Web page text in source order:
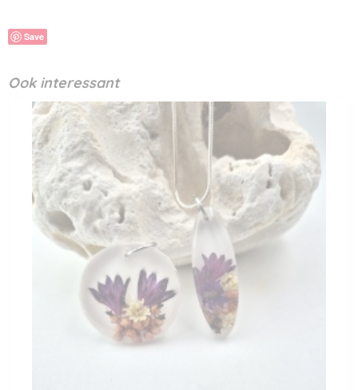
Save
Ook interessant